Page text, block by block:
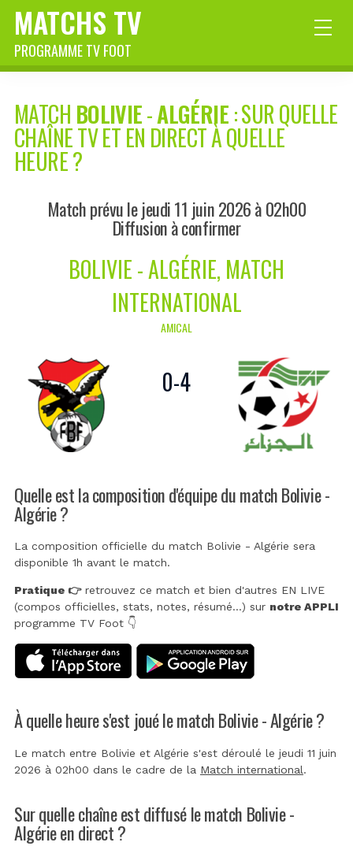
MATCHS TV
PROGRAMME TV FOOT
MATCH BOLIVIE-ALGÉRIE: SUR QUELLE
CHAÎNE TV ET EN DIRECT À QUELLE
HEURE ?
Match prévu le jeudi 11 juin 2026 à 02h00
Diffusion à confirmer
BOLIVIE - ALGÉRIE, MATCH
INTERNATIONAL
AMICAL
0-4
Quelle est la composition d'équipe du match Bolivie -
Algérie ?
La composition officielle du match Bolivie - Algérie sera
disponible 1h avant le match.
Pratique 👉retrouvez ce match et bien d'autres EN LIVE
(compos officielles, stats, notes, résumé...) sur notre APPLI
programme TV Foot 👇
À quelle heure s'est joué le match Bolivie - Algérie ?
Le match entre Bolivie et Algérie s'est déroulé le jeudi 11 juin
2026 à 02h00 dans le cadre de la Match international.
Sur quelle chaîne est diffusé le match Bolivie -
Algérie en direct ?